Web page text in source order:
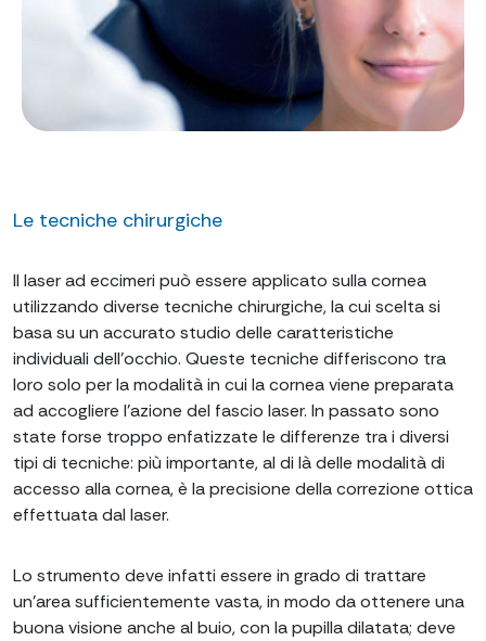
Le tecniche chirurgiche
Il laser ad eccimeri può essere applicato sulla cornea
utilizzando diverse tecniche chirurgiche, la cui scelta si
basa su un accurato studio delle caratteristiche
individuali dell’occhio. Queste tecniche differiscono tra
loro solo per la modalità in cui la cornea viene preparata
ad accogliere l’azione del fascio laser. In passato sono
state forse troppo enfatizzate le differenze tra i diversi
tipi di tecniche: più importante, al di là delle modalità di
accesso alla cornea, è la precisione della correzione ottica
effettuata dal laser.
Lo strumento deve infatti essere in grado di trattare
un’area sufficientemente vasta, in modo da ottenere una
buona visione anche al buio, con la pupilla dilatata; deve